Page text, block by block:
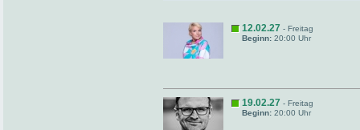
12.02.27 - Freitag
Beginn: 20:00 Uhr
19.02.27 - Freitag
Beginn: 20:00 Uhr